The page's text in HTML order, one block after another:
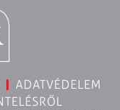
ADATVÉDELEM